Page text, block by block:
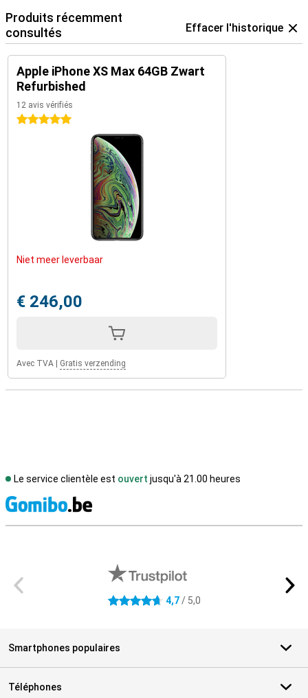
Produits récemment
consultés
Effacer l'historique
Apple iPhone XS Max 64GB Zwart
Refurbished
12 avis vérifiés
5 étoiles
Niet meer leverbaar
€ 246,00
Avec TVA Gratis verzending
Le service clientèle est ouvert jusqu'à 21.00 heures
4.7 étoiles 4,7/ 5,0
Smartphones populaires
Téléphones